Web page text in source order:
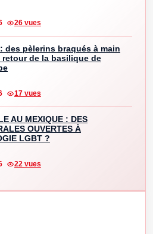
26 vues
des pèlerins braqués à main
retour de la basilique de
17 vues
AU MEXIQUE : DES
OUVERTES À
LGBT ?
22 vues